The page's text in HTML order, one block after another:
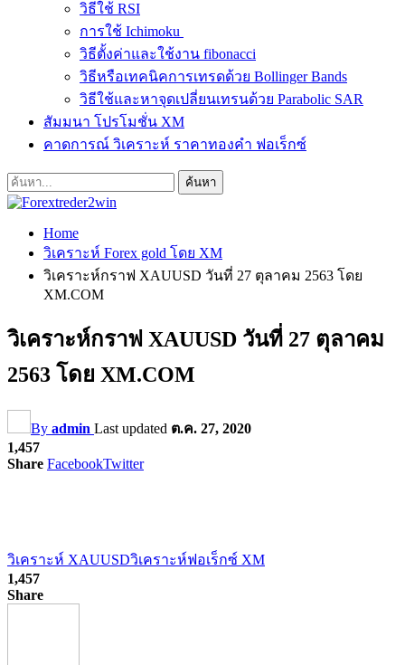
วิธีใช้ RSI
การใช้ Ichimoku
วิธีตั้งค่าและใช้งาน fibonacci
วิธีหรือเทคนิคการเทรดด้วย Bollinger Bands
วิธีใช้และหาจุดเปลี่ยนเทรนด้วย Parabolic SAR
สัมมนา โปรโมชั่น XM
คาดการณ์ วิเคราะห์ ราคาทองคำ ฟอเร็กซ์
Home
วิเคราะห์ Forex gold โดย XM
วิเคราะห์กราฟ XAUUSD วันที่ 27 ตุลาคม 2563 โดย
XM.COM
วิเคราะห์กราฟ XAUUSD วันที่ 27 ตุลาคม
2563 โดย XM.COM
By admin Last updated ต.ค. 27, 2020
1,457
Share FacebookTwitter
วิเคราะห์ XAUUSDวิเคราะห์ฟอเร็กซ์ XM
1,457
Share